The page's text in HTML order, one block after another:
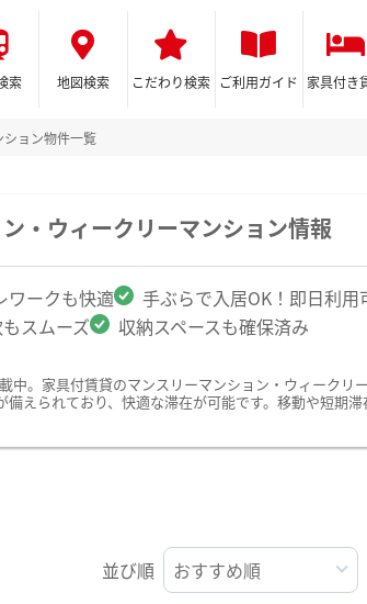
索 地図検索 こだわり検索 ご利用ガイド 家具付き
ョン物件一覧
・ウィークリーマンション情報
ワークも快適
手ぶらで入居OK！即日利用
スムーズ 収納スペースも確保済み
。家具付賃貸のマンスリーマンション・ウィークリ
えられており、快適な滞在が可能です。移動や短期滞
並び順